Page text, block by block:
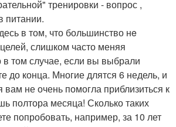
тренировки - вопрос ,
питании.
в том, что большинство нe
целей, слишком часто меняя
в том случае, если вы выбрали
до конца. Многие длятся 6 недель, и
не очень помогла приблизиться к
полтора месяца! Сколько таких
попробовать, например, за 10 лет